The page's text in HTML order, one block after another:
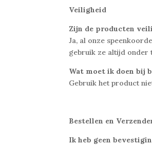
Veiligheid
Zijn de producten
Ja, al onze
gebruik ze altijd onder
Wat moet ik doen bij
Gebruik het product
Bestellen en
Ik heb geen